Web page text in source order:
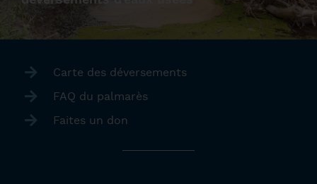
Carte des déversements
FAQ du palmarès
Faites un don